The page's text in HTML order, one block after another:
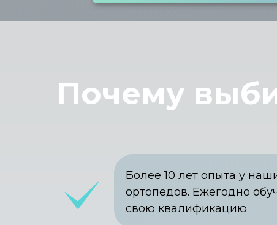
Почему
Более 10 лет опыта у
ортопедов. Ежегодно
свою квалификацию